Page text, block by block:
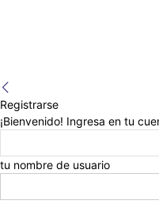
Registrarse
¡Bienvenido! Ingresa en tu
tu nombre de usuario